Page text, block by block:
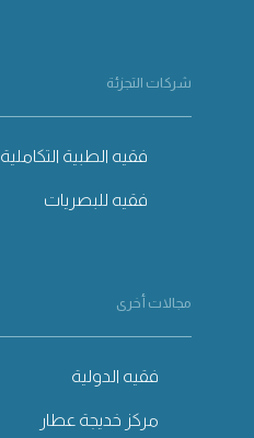
شركات التجزئة
فقيه الطبية التكاملية
فقيه للبصريات
مجالات أخرى
فقيه الدولية
مركز خديجة عطار